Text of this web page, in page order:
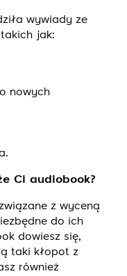
wywiady ze
jak:
nowych
Ci audiobook?
z wyceną
do ich
dowiesz się,
taki kłopot z
również